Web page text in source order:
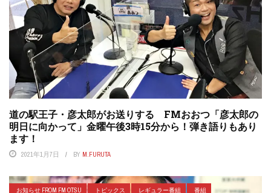
道の駅王子・彦太郎がお送りする FMおおつ「彦太郎の
明日に向かって」金曜午後3時15分から！弾き語りもあり
ます！
2021年1月7日 BY M.FURUTA
お知らせ FROM FM OTSU トピックス レギュラー番組 番組